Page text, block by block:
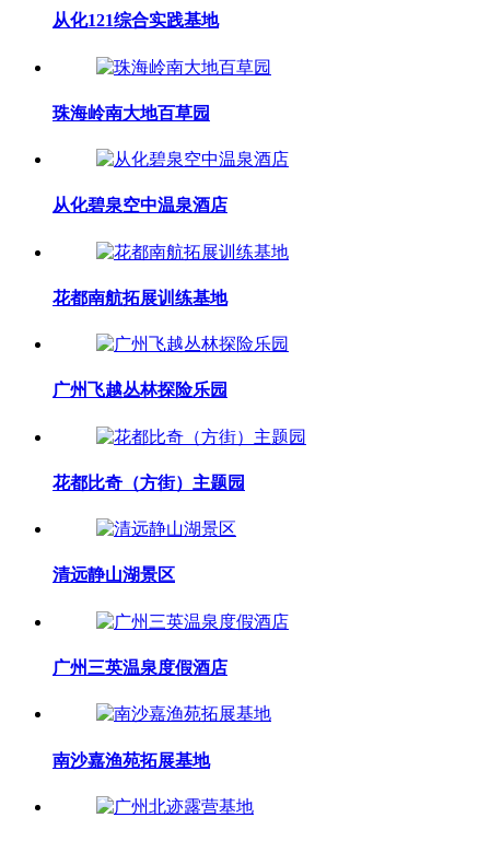
从化121综合实践基地
珠海岭南大地百草园
从化碧泉空中温泉酒店
花都南航拓展训练基地
广州飞越丛林探险乐园
花都比奇（方街）主题园
清远静山湖景区
广州三英温泉度假酒店
南沙嘉渔苑拓展基地